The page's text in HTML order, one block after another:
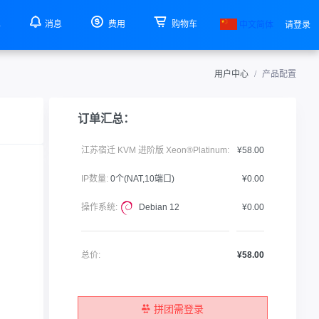
消息 费用 购物车 中文简体 请登录
用户中心 产品配置
订单汇总：
江苏宿迁 KVM 进阶版 Xeon®Platinum: ¥58.00
IP数量: 0个(NAT,10端口) ¥0.00
操作系统: Debian 12 ¥0.00
总价: ¥58.00
拼团需登录